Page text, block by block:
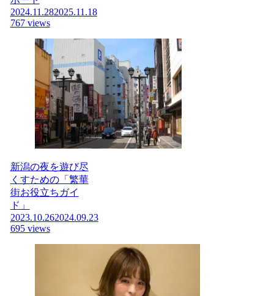
2024.11.282025.11.18
767 views
新潟の夜を遊び尽
くすための「繁華
街お役立ちガイ
ド」
2023.10.262024.09.23
695 views